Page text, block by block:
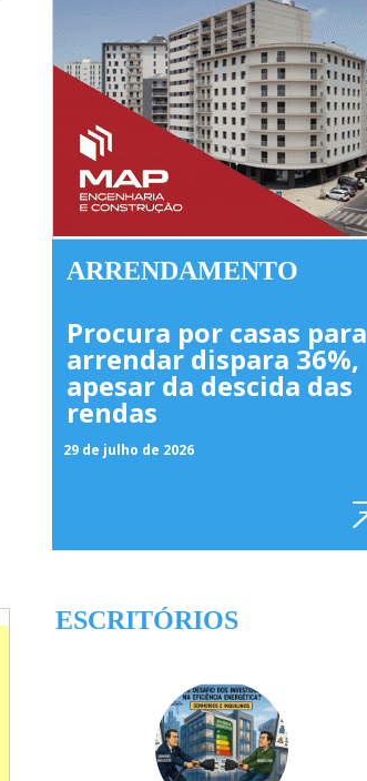
ARRENDAMENTO
Procura por casas para
arrendar dispara 36%,
apesar da descida das
rendas
29 de julho de 2026
ESCRITÓRIOS